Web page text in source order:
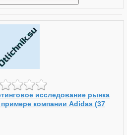
исследование рынка
компании Adidas (37